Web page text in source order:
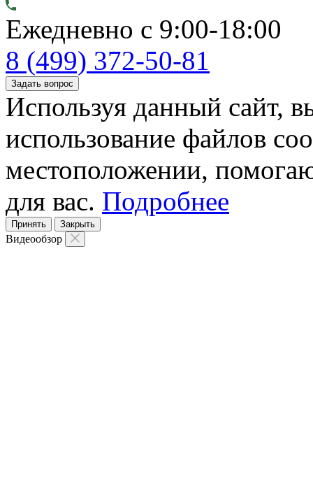
Ежедневно с 9:00-18:00
8 (499) 372-50-81
Задать вопрос
Используя данный сайт,
использование файлов
местоположении,
для вас. Подробнее
Принять Закрыть
Видеообзор